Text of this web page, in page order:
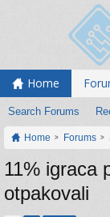
Home
Search Forums
Home Forums
11% igraca
otpakovali